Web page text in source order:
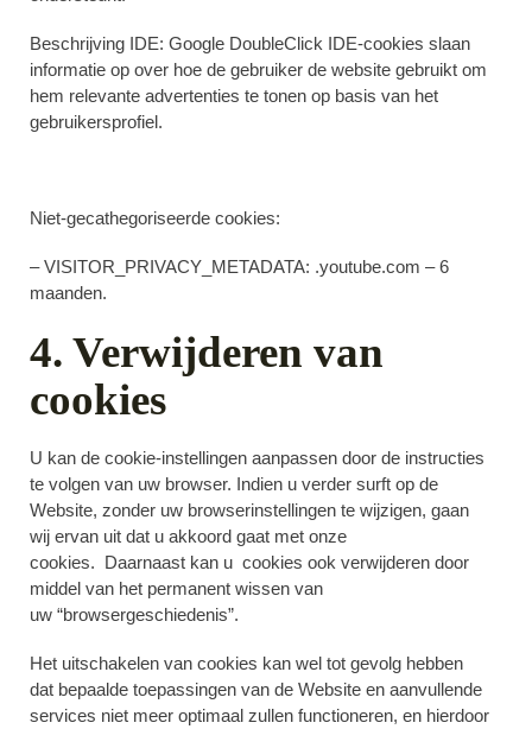
Beschrijving IDE: Google DoubleClick IDE-cookies slaan
informatie op over hoe de gebruiker de website gebruikt om
hem relevante advertenties te tonen op basis van het
gebruikersprofiel.
Niet-gecathegoriseerde cookies:
– VISITOR_PRIVACY_METADATA: .youtube.com – 6
maanden.
4. Verwijderen van
cookies
U kan de cookie-instellingen aanpassen door de instructies
te volgen van uw browser. Indien u verder surft op de
Website, zonder uw browserinstellingen te wijzigen, gaan
wij ervan uit dat u akkoord gaat met onze
cookies. Daarnaast kan u cookies ook verwijderen door
middel van het permanent wissen van
uw “browsergeschiedenis”.
Het uitschakelen van cookies kan wel tot gevolg hebben
dat bepaalde toepassingen van de Website en aanvullende
services niet meer optimaal zullen functioneren, en hierdoor